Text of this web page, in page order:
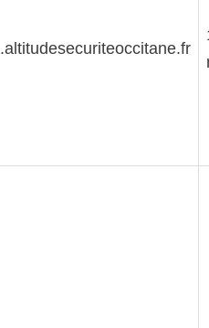
.altitudesecuriteoccitane.fr